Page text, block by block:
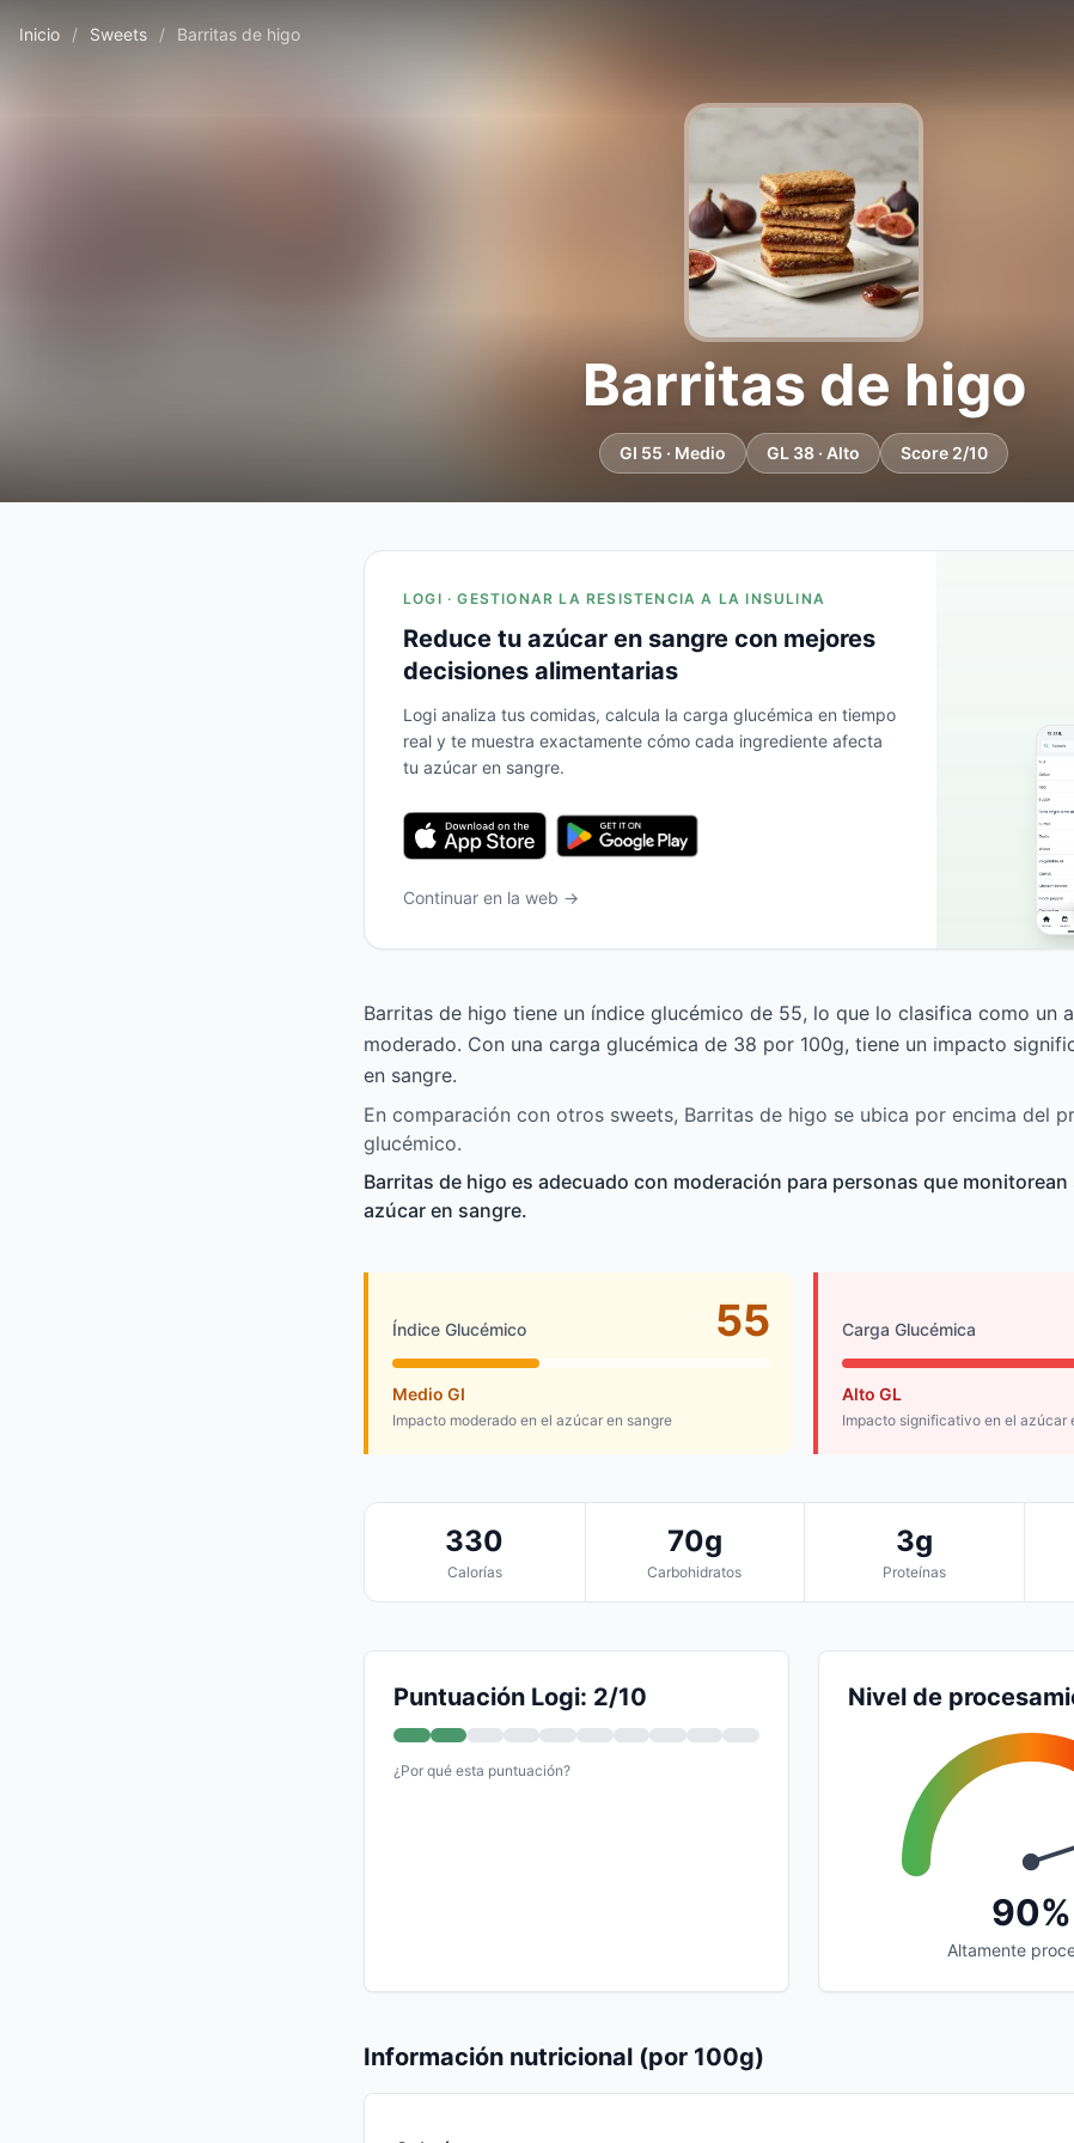
Inicio / Sweets / Barritas de higo
Barritas de higo
GI 55 · Medio GL 38 · Alto Score 2/10
LOGI · GESTIONAR LA RESISTENCIA A LA INSULINA
Reduce tu azúcar en sangre con mejores
decisiones alimentarias
Logi analiza tus comidas, calcula la carga glucémica en tiempo
real y te muestra exactamente cómo cada ingrediente afecta
tu azúcar en sangre.
Continuar en la web →
Barritas de higo tiene un índice glucémico de 55, lo que lo clasifica como un
moderado. Con una carga glucémica de 38 por 100g, tiene un impacto
en sangre.
En comparación con otros sweets, Barritas de higo se ubica por encima del
glucémico.
Barritas de higo es adecuado con moderación para personas que
azúcar en sangre.
Índice Glucémico 55
Medio GI
Impacto moderado en el azúcar en sangre
Carga Glucémica
Alto GL
Impacto significativo en el azúcar
330
Calorías
70g
Carbohidratos
3g
Proteínas
Puntuación Logi: 2/10
¿Por qué esta puntuación?
Nivel de
90%
Altamente
Información nutricional (por 100g)